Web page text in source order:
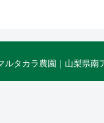
タカラ農園｜山梨県南